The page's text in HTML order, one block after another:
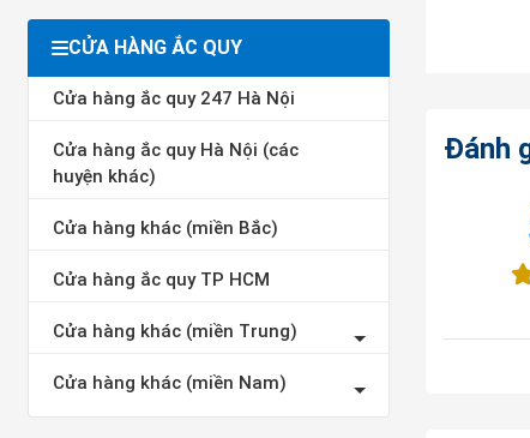
CỬA HÀNG ẮC QUY
Cửa hàng ắc quy 247 Hà Nội
Cửa hàng ắc quy Hà Nội (các
huyện khác)
Cửa hàng khác (miền Bắc)
Cửa hàng ắc quy TP HCM
Cửa hàng khác (miền Trung)
Cửa hàng khác (miền Nam)
Đánh